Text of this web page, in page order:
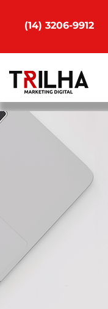
(14) 3206-9912